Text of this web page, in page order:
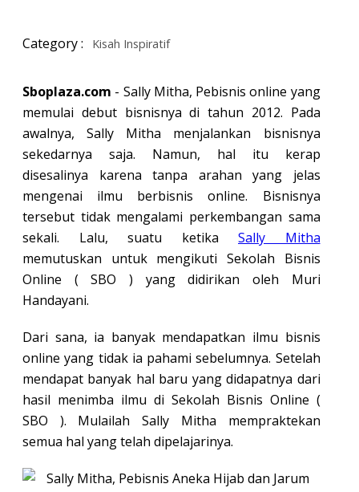
Category : Kisah Inspiratif
Sboplaza.com - Sally Mitha, Pebisnis online yang
memulai debut bisnisnya di tahun 2012. Pada
awalnya, Sally Mitha menjalankan bisnisnya
sekedarnya saja. Namun, hal itu kerap
disesalinya karena tanpa arahan yang jelas
mengenai ilmu berbisnis online. Bisnisnya
tersebut tidak mengalami perkembangan sama
sekali. Lalu, suatu ketikaSally Mitha
memutuskan untuk mengikuti Sekolah Bisnis
Online ( SBO ) yang didirikan oleh Muri
Handayani.
Dari sana, ia banyak mendapatkan ilmu bisnis
online yang tidak ia pahami sebelumnya. Setelah
mendapat banyak hal baru yang didapatnya dari
hasil menimba ilmu di Sekolah Bisnis Online (
SBO ). Mulailah Sally Mitha mempraktekan
semua hal yang telah dipelajarinya.